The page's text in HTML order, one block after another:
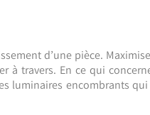
d’une pièce.
travers. En ce qui
luminaires encombrants